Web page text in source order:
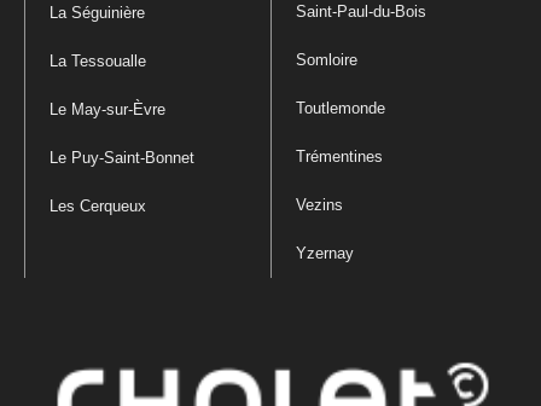
La Séguinière
La Tessoualle
Le May-sur-Èvre
Le Puy-Saint-Bonnet
Les Cerqueux
Saint-Paul-du-Bois
Somloire
Toutlemonde
Trémentines
Vezins
Yzernay